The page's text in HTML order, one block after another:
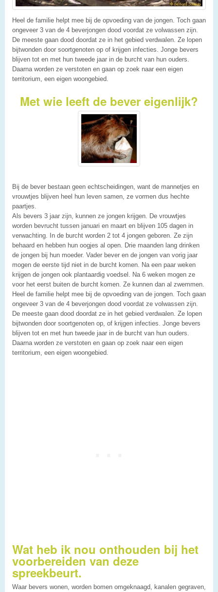
Heel de familie helpt mee bij de opvoeding van de jongen. Toch gaan
ongeveer 3 van de 4 beverjongen dood voordat ze volwassen zijn.
De meeste gaan dood doordat ze in het gebied verdwalen. Ze lopen
bijtwonden door soortgenoten op of krijgen infecties. Jonge bevers
blijven tot en met hun tweede jaar in de burcht van hun ouders.
Daarna worden ze verstoten en gaan op zoek naar een eigen
territorium, een eigen woongebied.
Met wie leeft de bever eigenlijk?
Bij de bever bestaan geen echtscheidingen, want de mannetjes en
vrouwtjes blijven heel hun leven samen, ze vormen dus hechte
paartjes.
Als bevers 3 jaar zijn, kunnen ze jongen krijgen. De vrouwtjes
worden bevrucht tussen januari en maart en blijven 105 dagen in
verwachting. In de burcht worden 2 tot 4 jongen geboren. Ze zijn
behaard en hebben hun oogjes al open. Drie maanden lang drinken
de jongen bij hun moeder. Vader bever en de jongen van vorig jaar
mogen de eerste tijd niet in de burcht komen. Na een paar weken
krijgen de jongen ook plantaardig voedsel. Na 6 weken mogen ze
voor het eerst buiten de burcht komen. Ze kunnen dan al zwemmen.
Heel de familie helpt mee bij de opvoeding van de jongen. Toch gaan
ongeveer 3 van de 4 beverjongen dood voordat ze volwassen zijn.
De meeste gaan dood doordat ze in het gebied verdwalen. Ze lopen
bijtwonden door soortgenoten op, of krijgen infecties. Jonge bevers
blijven tot en met hun tweede jaar in de burcht van hun ouders.
Daarna worden ze verstoten en gaan op zoek naar een eigen
territorium, een eigen woongebied.
Wat heb ik nou onthouden bij het
voorbereiden van deze
spreekbeurt.
Waar bevers wonen, worden bomen omgeknaagd, kanalen gegraven,